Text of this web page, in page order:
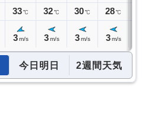
33℃
3 m/s
32℃
3 m/s
30℃
3 m/s
28℃
3 m/s
今日明日 2週間天気